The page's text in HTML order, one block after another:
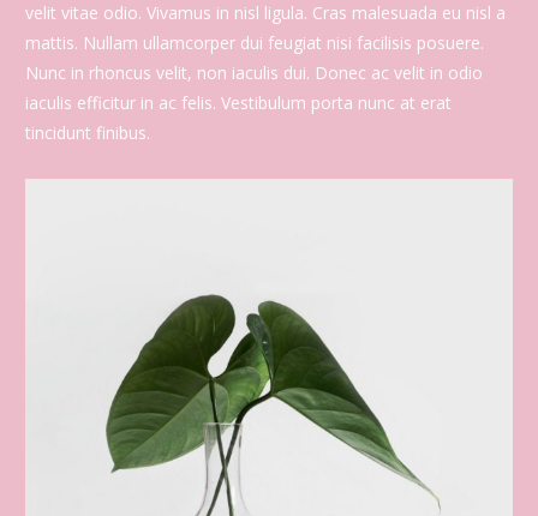
velit vitae odio. Vivamus in nisl ligula. Cras malesuada eu nisl a
mattis. Nullam ullamcorper dui feugiat nisi facilisis posuere.
Nunc in rhoncus velit, non iaculis dui. Donec ac velit in odio
iaculis efficitur in ac felis. Vestibulum porta nunc at erat
tincidunt finibus.